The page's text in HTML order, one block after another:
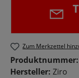
Zum Merkzettel
Produktnummer:
Hersteller: Ziro